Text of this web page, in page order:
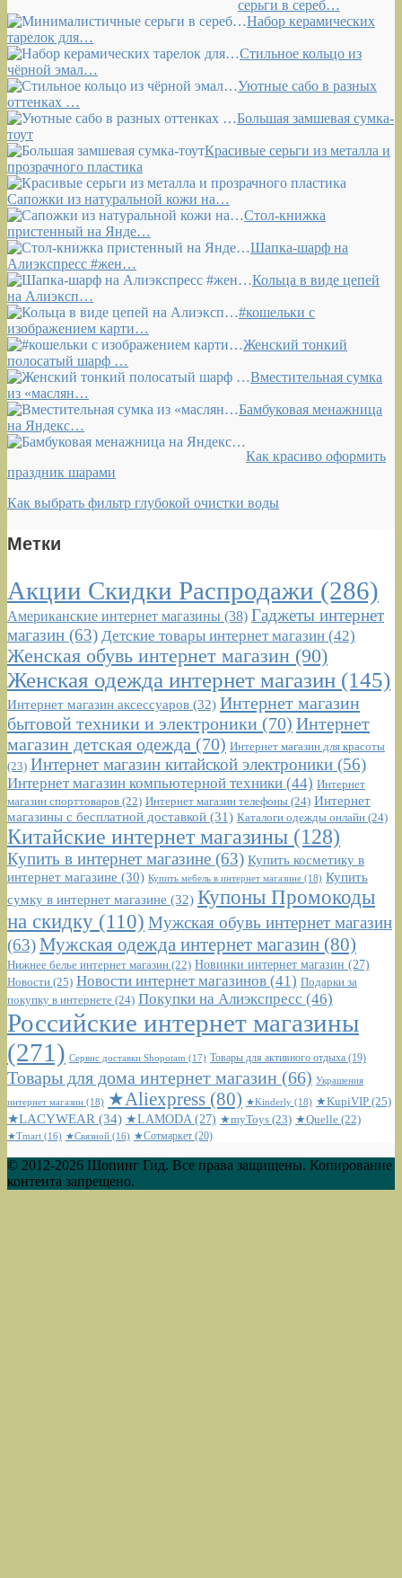
серьги в сереб…
Набор керамических
тарелок для…
Стильное кольцо из
чёрной эмал…
Уютные сабо в разных
оттенках …
Большая замшевая сумка-
тоут
Красивые серьги из металла и
прозрачного пластика
Сапожки из натуральной кожи на…
Стол-книжка
пристенный на Янде…
Шапка-шарф на
Алиэкспресс #жен…
Кольца в виде цепей
на Алиэксп…
#кошельки с
изображением карти…
Женский тонкий
полосатый шарф …
Вместительная сумка
из «маслян…
Бамбуковая менажница
на Яндекс…
Как красиво оформить
праздник шарами
Как выбрать фильтр глубокой очистки воды
Метки
Акции Скидки Распродажи (286)
Американские интернет магазины (38) Гаджеты интернет
магазин (63) Детские товары интернет магазин (42)
Женская обувь интернет магазин (90)
Женская одежда интернет магазин (145)
Интернет магазин аксессуаров (32) Интернет магазин
бытовой техники и электроники (70) Интернет
магазин детская одежда (70) Интернет магазин для красоты
(23) Интернет магазин китайской электроники (56)
Интернет магазин компьютерной техники (44) Интернет
магазин спорттоваров (22) Интернет магазин телефоны (24) Интернет
магазины с бесплатной доставкой (31) Каталоги одежды онлайн (24)
Китайские интернет магазины (128)
Купить в интернет магазине (63) Купить косметику в
интернет магазине (30) Купить мебель в интернет магазине (18) Купить
сумку в интернет магазине (32) Купоны Промокоды
на скидку (110) Мужская обувь интернет магазин
(63)Мужская одежда интернет магазин (80)
Нижнее белье интернет магазин (22) Новинки интернет магазин (27)
Новости (25) Новости интернет магазинов (41) Подарки за
покупку в интернете (24) Покупки на Алиэкспресс (46)
Российские интернет магазины
(271) Сервис доставки Shopotam (17) Товары для активного отдыха (19)
Товары для дома интернет магазин (66) Украшения
интернет магазин (18) ★Aliexpress (80) ★Kinderly (18) ★KupiVIP (25)
★LACYWEAR (34) ★LAMODA(27) ★myToys (23) ★Quelle (22)
★Tmart (16) ★Связной (16) ★Сотмаркет (20)
© 2012-2026 Шопинг Гид. Все права защищены. Копирование
контента запрещено.